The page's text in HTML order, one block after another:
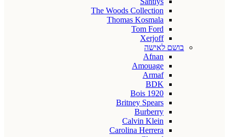
The Woods Collection
Thomas Kosmala
Tom Ford
Xerjoff
בושם לאישה
Afnan
Amouage
Armaf
BDK
Bois 1920
Britney Spears
Burberry
Calvin Klein
Carolina Herrera